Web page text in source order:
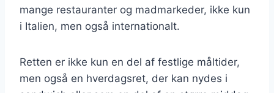
mange restauranter og madmarkeder, ikke kun
i Italien, men også internationalt.
Retten er ikke kun en del af festlige måltider,
men også en hverdagsret, der kan nydes i